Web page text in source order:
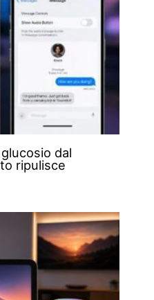
dal
ripulisce